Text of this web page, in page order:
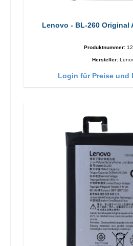
Lenovo - BL-260 Original
Produktnummer:
Hersteller:
Login für Preise und